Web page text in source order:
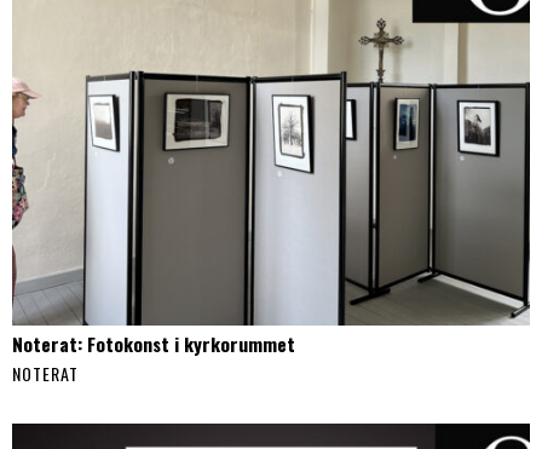
Noterat: Fotokonst i kyrkorummet
NOTERAT